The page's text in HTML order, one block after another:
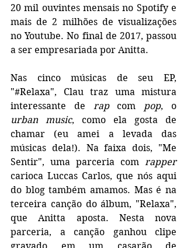
20 mil ouvintes mensais no Spotify e
mais de 2 milhões de visualizações
no Youtube. No final de 2017, passou
a ser empresariada por Anitta.
Nas cinco músicas de seu EP,
"#Relaxa", Clau traz uma mistura
interessante de rap com pop
urban music, como ela gosta de
chamar (eu amei a levada das
músicas dela!). Na faixa dois, "Me
Sentir", uma parceria com
rapper
carioca Luccas Carlos, que nós aqui
do blog também amamos. Mas é na
terceira canção do álbum, "Relaxa",
que Anitta aposta. Nesta nova
parceria, a canção ganhou clipe